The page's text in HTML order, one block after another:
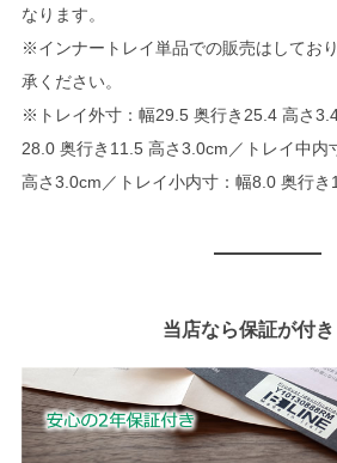
なります。
※インナートレイ単品での販売はしてお
承ください。
※トレイ外寸：幅29.5 奥行き25.4 高さ
28.0 奥行き11.5 高さ3.0cm／トレイ中内
高さ3.0cm／トレイ小内寸：幅8.0 奥行き
当店なら保証が付